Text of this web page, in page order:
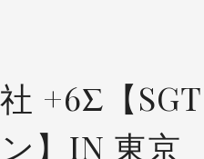
+6Σ【SGT
】IN 東京